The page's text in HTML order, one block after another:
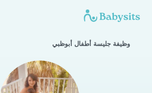
وظيفة جليسة أطفال أبوظبي